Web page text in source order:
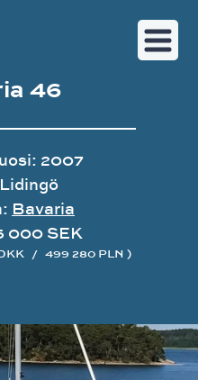
46
2007
Bavaria
000 SEK
/ 499 280 PLN )